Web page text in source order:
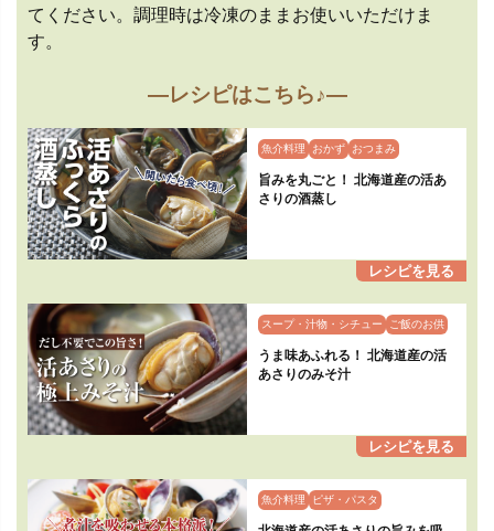
てください。調理時は冷凍のままお使いいただけま
す。
—レシピはこちら♪—
魚介料理 おかず おつまみ
旨みを丸ごと！ 北海道産の活あ
さりの酒蒸し
スープ・汁物・シチュー ご飯のお供
うま味あふれる！ 北海道産の活
あさりのみそ汁
魚介料理 ピザ・パスタ